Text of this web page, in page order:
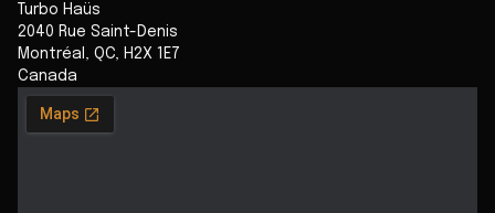
Turbo Haüs
2040 Rue Saint-Denis
Montréal , QC, H2X 1E7
Canada